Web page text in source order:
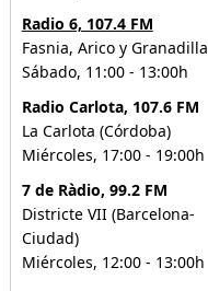
Radio 6, 107.4 FM
Fasnia, Arico y Granadilla
Sábado, 11:00 - 13:00h
Radio Carlota, 107.6 FM
La Carlota (Córdoba)
Miércoles, 17:00 - 19:00h
7 de Ràdio, 99.2 FM
Districte VII (Barcelona-
Ciudad)
Miércoles, 12:00 - 13:00h